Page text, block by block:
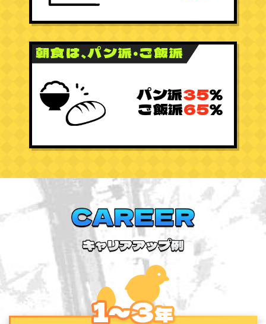
朝食は、パン派・ご飯派
パン派35％
ご飯派65％